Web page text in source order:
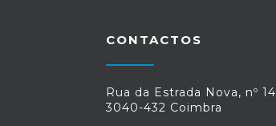
CONTACTOS
Rua da Estrada Nova, nº 14
3040-432 Coimbra